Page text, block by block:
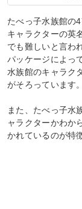
たべっ子水族館の
キャラクターの英
でも難しいと言わ
パッケージによっ
水族館のキャラク
がそろっています。
また、たべっ子水
ャラクターかわか
かれているのが特